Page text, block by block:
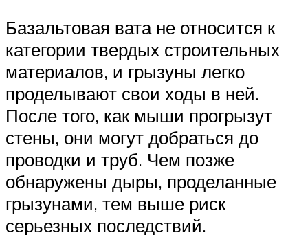
Базальтовая вата не относится к
категории твердых строительных
материалов, и грызуны легко
проделывают свои ходы в ней.
После того, как мыши прогрызут
стены, они могут добраться до
проводки и труб. Чем позже
обнаружены дыры, проделанные
грызунами, тем выше риск
серьезных последствий.